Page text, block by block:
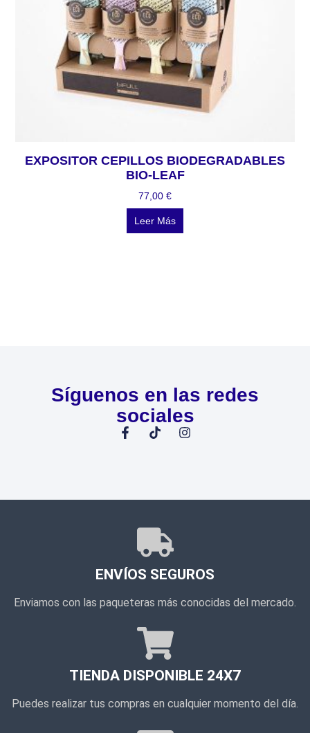
EXPOSITOR CEPILLOS BIODEGRADABLES
BIO-LEAF
77,00 €
Leer Más
Síguenos en las redes
sociales
ENVÍOS SEGUROS
Enviamos con las paqueteras más conocidas del mercado.
TIENDA DISPONIBLE 24X7
Puedes realizar tus compras en cualquier momento del día.